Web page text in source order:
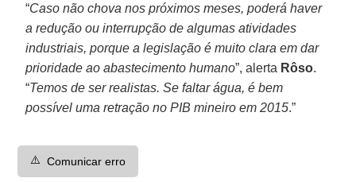
“Caso não chova nos próximos meses, poderá haver
a redução ou interrupção de algumas atividades
industriais, porque a legislação é muito clara em dar
prioridade ao abastecimento humano”, alerta Rôso.
“Temos de ser realistas. Se faltar água, é bem
possível uma retração no PIB mineiro em 2015.”
⚠️ Comunicar erro